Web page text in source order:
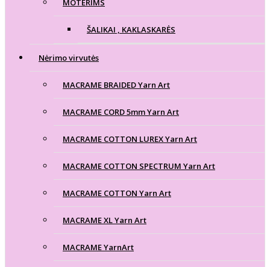
MOTERIMS
ŠALIKAI , KAKLASKARĖS
Nėrimo virvutės
MACRAME BRAIDED Yarn Art
MACRAME CORD 5mm Yarn Art
MACRAME COTTON LUREX Yarn Art
MACRAME COTTON SPECTRUM Yarn Art
MACRAME COTTON Yarn Art
MACRAME XL Yarn Art
MACRAME YarnArt